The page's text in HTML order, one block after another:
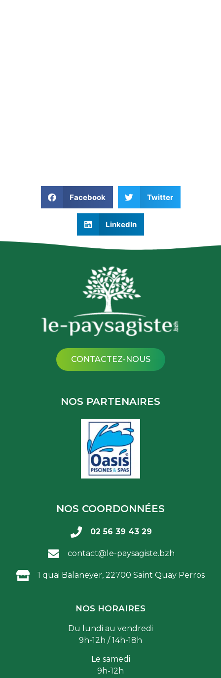
Facebook Twitter
LinkedIn
CONTACTEZ-NOUS
NOS PARTENAIRES
NOS COORDONNÉES
02 56 39 43 29
contact@le-paysagiste.bzh
1 quai Balaneyer, 22700 Saint Quay Perros
NOS HORAIRES
Du lundi au vendredi
9h-12h / 14h-18h
Le samedi
9h-12h